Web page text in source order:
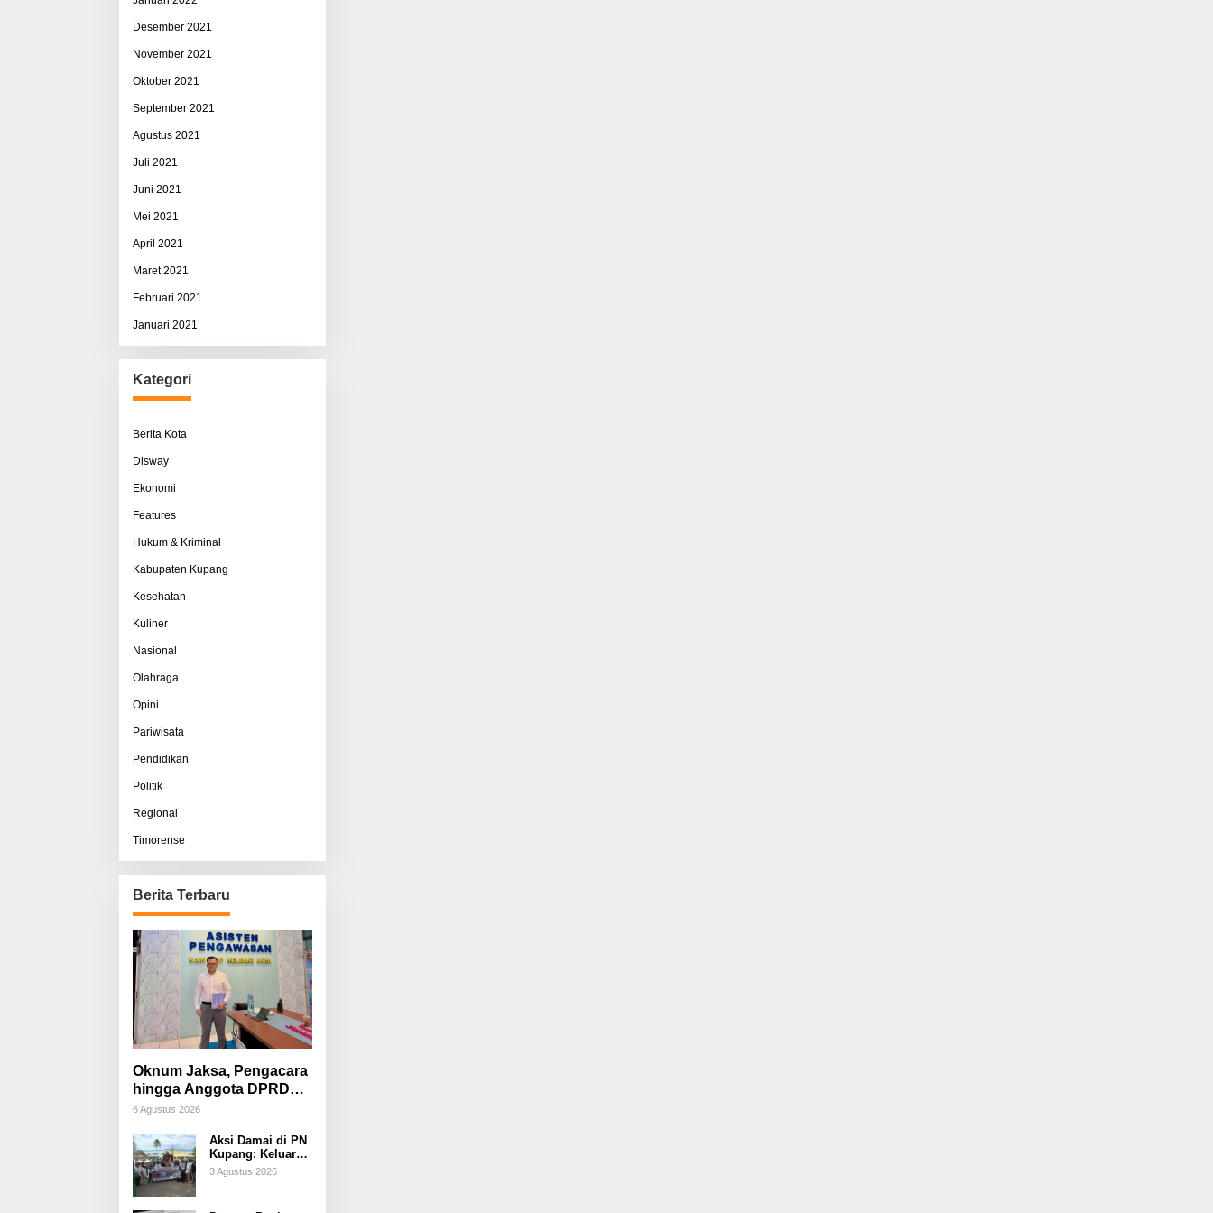
Desember 2021
November 2021
Oktober 2021
September 2021
Agustus 2021
Juli 2021
Juni 2021
Mei 2021
April 2021
Maret 2021
Februari 2021
Januari 2021
Kategori
Berita Kota
Disway
Ekonomi
Features
Hukum & Kriminal
Kabupaten Kupang
Kesehatan
Kuliner
Nasional
Olahraga
Opini
Pariwisata
Pendidikan
Politik
Regional
Timorense
Berita Terbaru
Oknum Jaksa, Pengacara
hingga Anggota DPRD
Diduga Terlibat, Sisco
Pemerasan Terorganisir
6 Agustus 2026
Aksi Damai di PN
Kupang: Keluarga
Tuding Proses
Hukum Kasus
3 Agustus 2026